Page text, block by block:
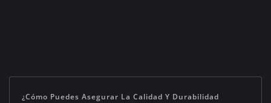
¿Cómo Puedes Asegurar La Calidad Y Durabilidad